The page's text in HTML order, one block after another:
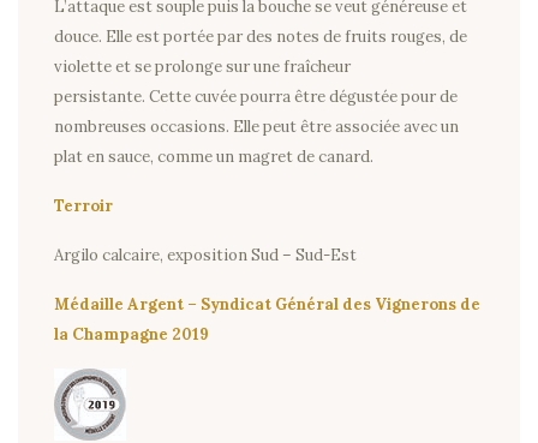
Contact
Mon
compte
Cookies
L’attaque est souple puis la bouche se veut généreuse et
douce. Elle est portée par des notes de fruits rouges, de
violette et se prolonge sur une fraîcheur
persistante. Cette cuvée pourra être dégustée pour de
nombreuses occasions. Elle peut être associée avec un
plat en sauce, comme un magret de canard.
Terroir
Argilo calcaire, exposition Sud – Sud-Est
Médaille Argent – Syndicat Général des Vignerons de
la Champagne 2019